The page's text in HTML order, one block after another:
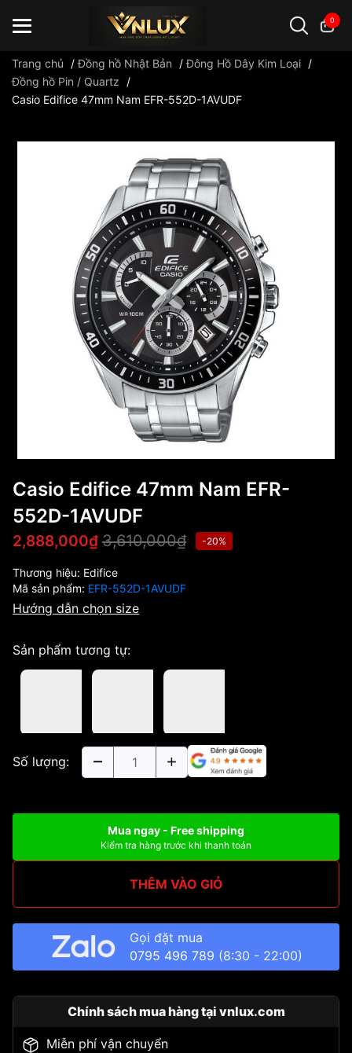
0
Đồng hồ casio đồng hồ G-Shock đồng hồ Orient
Trang chủ /Đồng hồ Nhật Bản /Đông Hồ Dây Kim Loại /
Đồng hồ Pin / Quartz
/
Casio Edifice 47mm Nam EFR-552D-1AVUDF
Casio Edifice 47mm Nam EFR-
552D-1AVUDF
2,888,000₫ 3,610,000₫ -20%
Thương hiệu: Edifice
Mã sản phẩm: EFR-552D-1AVUDF
Hướng dẫn chọn size
Sản phẩm tương tự:
Số lượng:
Mua ngay - Free shipping
Kiểm tra hàng trước khi thanh toán
THÊM VÀO GIỎ
Gọi đặt mua
0795 496 789 (8:30 - 22:00)
Chính sách mua hàng tại vnlux.com
Miễn phí vận chuyển